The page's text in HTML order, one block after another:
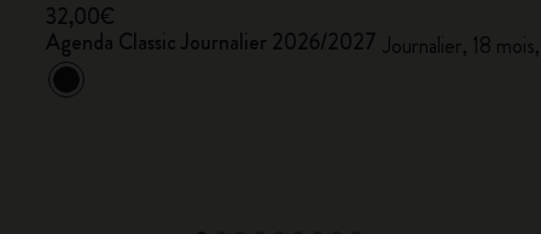
32,00€
Agenda Classic Journalier 2026/2027 Journalier, 18